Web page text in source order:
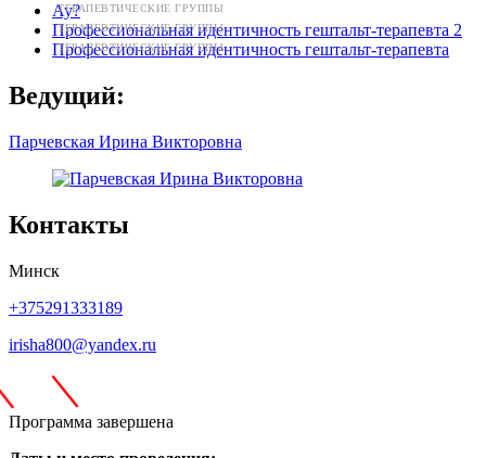
Ау?
ТЕРАПЕВТИЧЕСКИЕ ГРУППЫ
Профессиональная идентичность гештальт-терапевта 2
ТЕРАПЕВТИЧЕСКИЕ ГРУППЫ
Профессиональная идентичность гештальт-терапевта
ТЕРАПЕВТИЧЕСКИЕ ГРУППЫ
Ведущий:
Парчевская Ирина Викторовна
Контакты
Минск
+375291333189
irisha800@yandex.ru
\
Программа завершена